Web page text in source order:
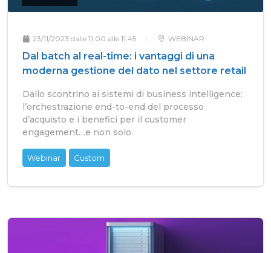
23/11/2023 dalle 11:00 alle 11:45 WEBINAR
Dal batch al real-time: i vantaggi di una
moderna gestione del dato nel settore retail
Dallo scontrino ai sistemi di business intelligence:
l’orchestrazione end-to-end del processo
d’acquisto e i benefici per il customer
engagement…e non solo.
Webinar Custom